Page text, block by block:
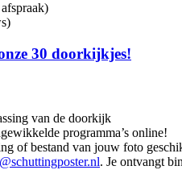
30 doorkijkjes!
van de doorkijk
programma’s online!
of bestand van jouw foto
. Je ontvangt